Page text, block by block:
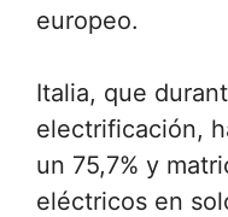
europeo.
Italia, que
electrificación,
un 75,7% y
eléctricos en